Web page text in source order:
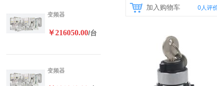
加入购物车 0人评
变频器
￥216050.00/台
变频器